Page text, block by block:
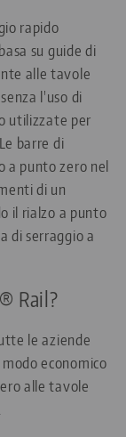
rapido
su guide di
alle tavole
l'uso di
utilizzate per
barre di
a punto zero nel
di un
il rialzo a punto
di serraggio a
Rail?
le aziende
economico
alle tavole